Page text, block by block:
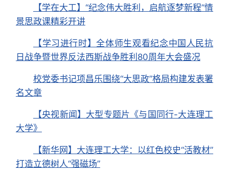
【学在大工】“纪念伟大胜利，启航逐梦新程”情
景思政课精彩开讲
【学习进行时】全体师生观看纪念中国人民抗
日战争暨世界反法西斯战争胜利80周年大会盛况
校党委书记项昌乐围绕“大思政”格局构建发表署
名文章
【央视新闻】大型专题片《与国同行-大连理工
大学》
【新华网】大连理工大学：以红色校史“活教材”
打造立德树人“强磁场”